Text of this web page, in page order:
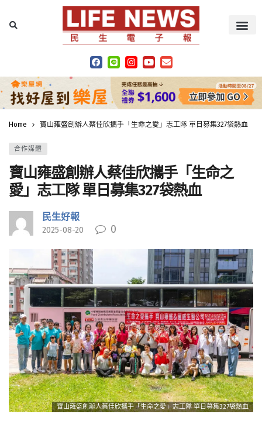
Home 寶山雍盛創辦人蔡佳欣攜手「生命之愛」志工隊 單日募集327袋熱血
合作媒體
寶山雍盛創辦人蔡佳欣攜手「生命之
愛」志工隊 單日募集327袋熱血
民生好報
2025-08-20 0
寶山雍盛創辦人蔡佳欣攜手「生命之愛」志工隊 單日募集327袋熱血